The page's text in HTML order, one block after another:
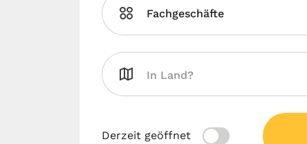
Fachgeschäfte
Derzeit geöffnet